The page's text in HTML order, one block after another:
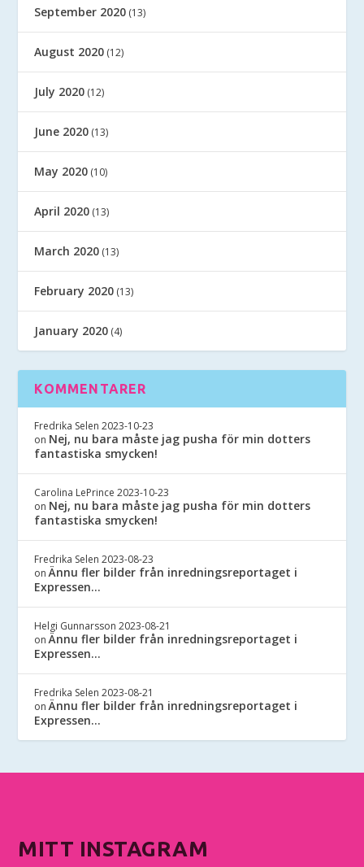
September 2020 (13)
August 2020 (12)
July 2020 (12)
June 2020 (13)
May 2020 (10)
April 2020 (13)
March 2020 (13)
February 2020 (13)
January 2020 (4)
KOMMENTARER
Fredrika Selen 2023-10-23
on Nej, nu bara måste jag pusha för min dotters
fantastiska smycken!
Carolina LePrince 2023-10-23
on Nej, nu bara måste jag pusha för min dotters
fantastiska smycken!
Fredrika Selen 2023-08-23
onÄnnu fler bilder från inredningsreportaget i
Expressen…
Helgi Gunnarsson 2023-08-21
onÄnnu fler bilder från inredningsreportaget i
Expressen…
Fredrika Selen 2023-08-21
onÄnnu fler bilder från inredningsreportaget i
Expressen…
MITT INSTAGRAM